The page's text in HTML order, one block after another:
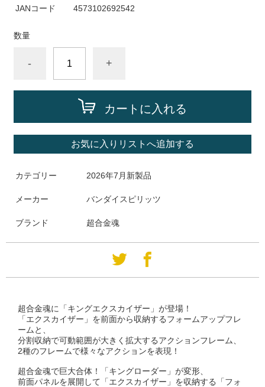
JANコード 4573102692542
数量
- +
カートに入れる
お気に入りリストへ追加する
カテゴリー 2026年7月新製品
メーカー バンダイスピリッツ
ブランド 超合金魂
超合金魂に「キングエクスカイザー」が登場！
「エクスカイザー」を前面から収納するフォームアップフレ
ームと、
分割収納で可動範囲が大きく拡大するアクションフレーム、
2種のフレームで様々なアクションを表現！
超合金魂で巨大合体！「キングローダー」が変形、
前面パネルを展開して「エクスカイザー」を収納する「フォ